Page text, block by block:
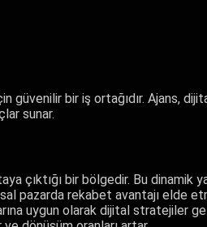
güvenilir bir iş ortağıdır. Ajans,
sunar.
çıktığı bir bölgedir. Bu dinamik
pazarda rekabet avantajı elde
uygun olarak dijital stratejiler